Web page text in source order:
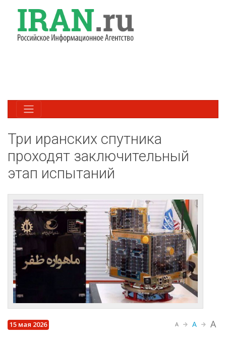
Три иранских спутника
проходят заключительный
этап испытаний
15 мая 2026 A A A